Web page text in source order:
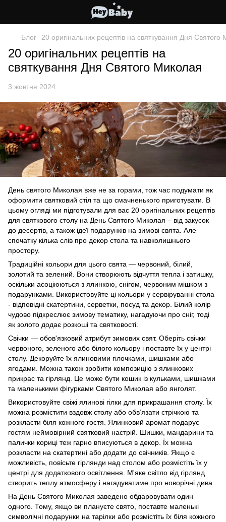
Блог 20 оригінальних рецептів на святкування Дня Святого
20 оригінальних рецептів на
святкування Дня Святого Миколая
3 жовтня 2024
День святого Миколая вже не за горами, тож час подумати як
оформити святковий стіл та що смачненького приготувати. В
цьому огляді ми підготували для вас 20 оригінальних рецептів
для святкового столу на День Святого Миколая – від закусок
до десертів, а також ідеї подарунків на зимові свята. Але
спочатку кілька слів про декор стола та навколишнього
простору.
Традиційні кольори для цього свята — червоний, білий,
золотий та зелений. Вони створюють відчуття тепла і затишку,
оскільки асоціюються з ялинкою, снігом, червоним мішком з
подарунками. Використовуйте ці кольори у сервіруванні стола
- відповідні скатертини, серветки, посуд та декор. Білий колір
чудово підкреслює зимову тематику, нагадуючи про сніг, тоді
як золото додає розкоші та святковості.
Свічки — обов'язковий атрибут зимових свят. Оберіть свічки
червоного, зеленого або білого кольору і поставте їх у центрі
столу. Декоруйте їх ялиновими гілочками, шишками або
ягодами. Можна також зробити композицію з ялинкових
прикрас та гірлянд. Це може бути кошик із кульками, шишками
та маленькими фігурками Святого Миколая або янголят.
Використовуйте свіжі ялинові гілки для прикрашання столу. Їх
можна розмістити вздовж столу або обв’язати стрічкою та
розкласти біля кожного гостя. Ялинковий аромат подарує
гостям неймовірний святковий настрій. Шишки, мандарини та
палички кориці теж гарно вписуються в декор. Їх можна
розкласти на скатертині або додати до свічників. Якщо є
можливість, повісьте гірлянди над столом або розмістіть їх у
центрі для додаткового освітлення. М'яке світло від гірлянд
створить теплу атмосферу і нагадуватиме про новорічні дива.
На День Святого Миколая заведено обдаровувати один
одного. Тому, якщо ви плануєте свято, поставте маленькі
символічні подарунки на тарілки або розмістіть їх біля кожного